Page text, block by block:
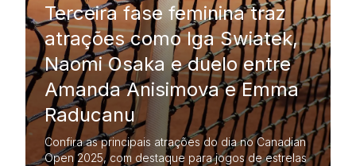
Terceira fase feminina traz
atrações como Iga Swiatek,
Naomi Osaka e duelo entre
Amanda Anisimova e Emma
Raducanu
Confira as principais atrações do dia no Canadian
Open 2025, com destaque para jogos de estrelas